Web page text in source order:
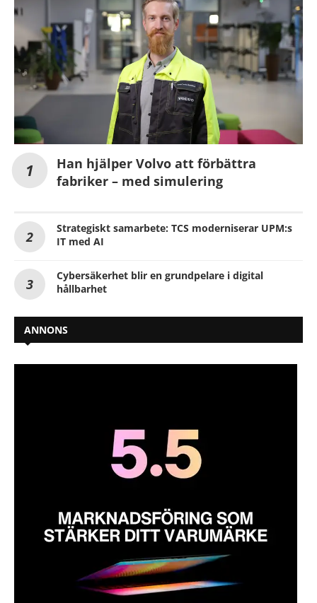
Han hjälper Volvo att förbättra
fabriker – med simulering
Strategiskt samarbete: TCS moderniserar UPM:s
IT med AI
Cybersäkerhet blir en grundpelare i digital
hållbarhet
ANNONS